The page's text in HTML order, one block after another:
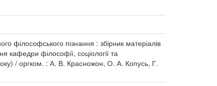
філософського пізнання : збірник матеріалів
кафедри філософії, соціології та
/ оргком. : А. В. Красножон, О. А. Копусь, Г.